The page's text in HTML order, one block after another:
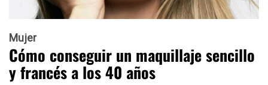
Mujer
Cómo conseguir un maquillaje sencillo
y francés a los 40 años